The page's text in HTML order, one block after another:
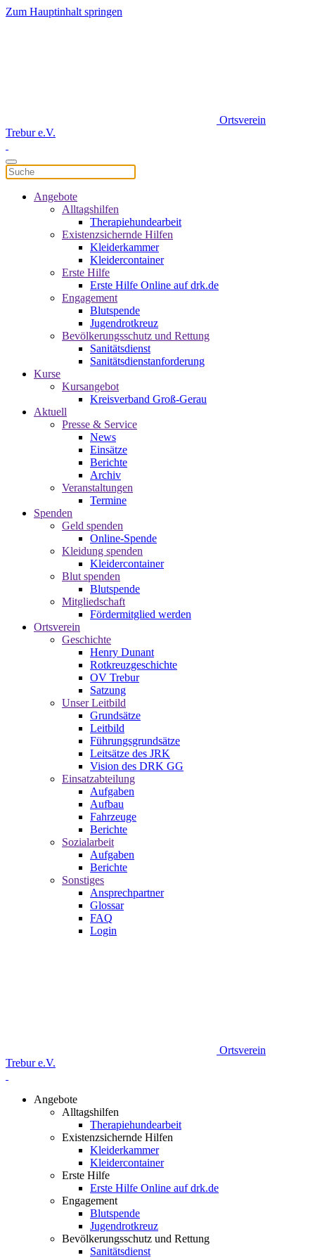
Zum Hauptinhalt springen
Ortsverein
Trebur e.V.
Angebote
Alltagshilfen
Therapiehundearbeit
Existenzsichernde Hilfen
Kleiderkammer
Kleidercontainer
Erste Hilfe
Erste Hilfe Online auf drk.de
Engagement
Blutspende
Jugendrotkreuz
Bevölkerungsschutz und Rettung
Sanitätsdienst
Sanitätsdienstanforderung
Kurse
Kursangebot
Kreisverband Groß-Gerau
Aktuell
Presse & Service
News
Einsätze
Berichte
Archiv
Veranstaltungen
Termine
Spenden
Geld spenden
Online-Spende
Kleidung spenden
Kleidercontainer
Blut spenden
Blutspende
Mitgliedschaft
Fördermitglied werden
Ortsverein
Geschichte
Henry Dunant
Rotkreuzgeschichte
OV Trebur
Satzung
Unser Leitbild
Grundsätze
Leitbild
Führungsgrundsätze
Leitsätze des JRK
Vision des DRK GG
Einsatzabteilung
Aufgaben
Aufbau
Fahrzeuge
Berichte
Sozialarbeit
Aufgaben
Berichte
Sonstiges
Ansprechpartner
Glossar
FAQ
Login
Ortsverein
Trebur e.V.
Angebote
Alltagshilfen
Therapiehundearbeit
Existenzsichernde Hilfen
Kleiderkammer
Kleidercontainer
Erste Hilfe
Erste Hilfe Online auf drk.de
Engagement
Blutspende
Jugendrotkreuz
Bevölkerungsschutz und Rettung
Sanitätsdienst